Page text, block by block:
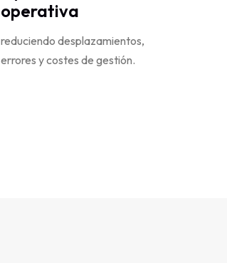
operativa
reduciendo desplazamientos,
errores y costes de gestión.